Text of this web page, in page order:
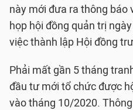
này mới đưa ra thông báo
họp hội đồng quản trị
việc thành lập Hội đồng
Phải mất gần 5 tháng
đầu tư mới tổ chức được
vào tháng 10/2020.